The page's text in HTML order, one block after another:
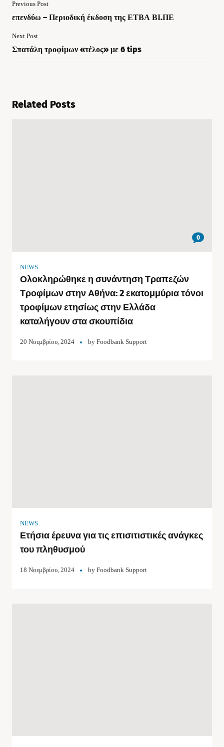
Previous Post
επενδύω – Περιοδική έκδοση της ΕΤΒΑ ΒΙ.ΠΕ
Next Post
Σπατάλη τροφίμων «τέλος» με 6 tips
Related Posts
0
NEWS
Ολοκληρώθηκε η συνάντηση Τραπεζών
Τροφίμων στην Αθήνα: 2 εκατομμύρια τόνοι
τροφίμων ετησίως στην Ελλάδα
καταλήγουν στα σκουπίδια
20 Νοεμβρίου, 2024 by Foodbank Support
NEWS
Ετήσια έρευνα για τις επισιτιστικές ανάγκες
του πληθυσμού
18 Νοεμβρίου, 2024 by Foodbank Support